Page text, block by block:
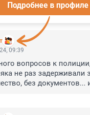
8
Подробнее в профиле
09:39
вопросов к
не раз задерживали
без документов...